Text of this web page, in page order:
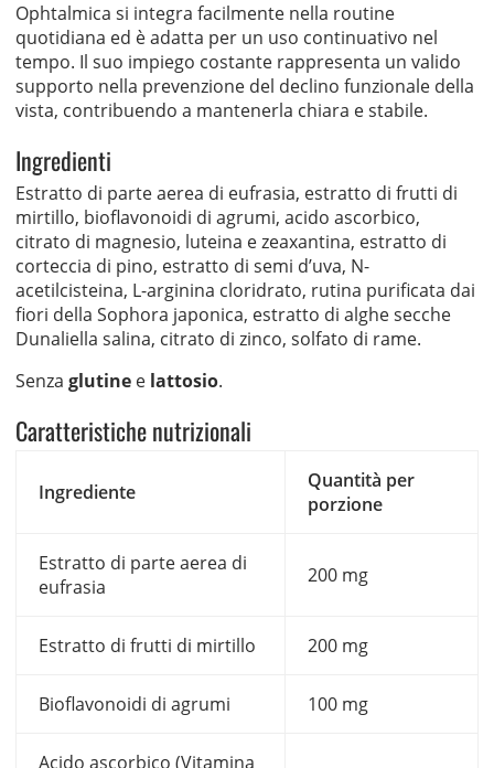
Ophtalmica si integra facilmente nella routine
quotidiana ed è adatta per un uso continuativo nel
tempo. Il suo impiego costante rappresenta un valido
supporto nella prevenzione del declino funzionale della
vista, contribuendo a mantenerla chiara e stabile.
Ingredienti
Estratto di parte aerea di eufrasia, estratto di frutti di
mirtillo, bioflavonoidi di agrumi, acido ascorbico,
citrato di magnesio, luteina e zeaxantina, estratto di
corteccia di pino, estratto di semi d’uva, N-
acetilcisteina, L-arginina cloridrato, rutina purificata dai
fiori della Sophora japonica, estratto di alghe secche
Dunaliella salina, citrato di zinco, solfato di rame.
Senza glutinee lattosio.
Caratteristiche nutrizionali
Ingrediente
Quantità per
porzione
Estratto di parte aerea di
eufrasia
200 mg
Estratto di frutti di mirtillo 200 mg
Bioflavonoidi di agrumi 100 mg
Acido ascorbico (Vitamina